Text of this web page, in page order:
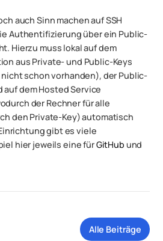
auch Sinn machen auf SSH
Authentifizierung über ein Public-
Hierzu muss lokal auf dem
aus Private- und Public-Keys
schon vorhanden), der Public-
auf dem Hosted Service
der Rechner für alle
den Private-Key) automatisch
gibt es viele
hier jeweils eine fürGitHub und
Alle Beiträge